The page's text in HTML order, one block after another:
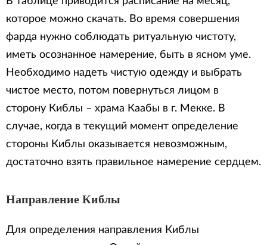
которое можно скачать. Во время совершения
фарда нужно соблюдать ритуальную чистоту,
иметь осознанное намерение, быть в ясном уме.
Необходимо надеть чистую одежду и выбрать
чистое место, потом повернуться лицом в
сторону Киблы – храма Каабы в г. Мекке. В
случае, когда в текущий момент определение
стороны Киблы оказывается невозможным,
достаточно взять правильное намерение сердцем.
Направление Киблы
Для определения направления Киблы